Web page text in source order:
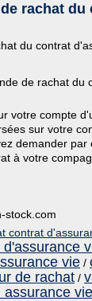
rachat du
du contrat
de rachat du
votre compte
sur votre
demander par
à votre
stock.com
contrat
vie /
de rachat /
assurance vie